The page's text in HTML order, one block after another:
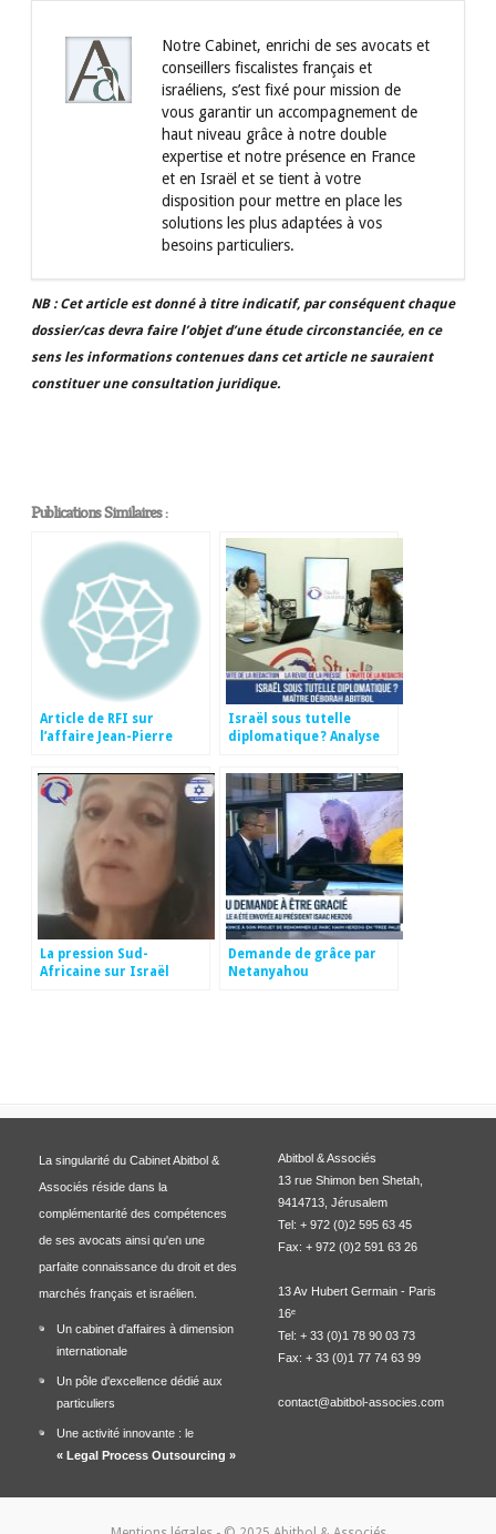
Notre Cabinet, enrichi de ses avocats et
conseillers fiscalistes français et
israéliens, s’est fixé pour mission de
vous garantir un accompagnement de
haut niveau grâce à notre double
expertise et notre présence en France
et en Israël et se tient à votre
disposition pour mettre en place les
solutions les plus adaptées à vos
besoins particuliers.
NB : Cet article est donné à titre indicatif, par conséquent chaque
dossier/cas devra faire l’objet d’une étude circonstanciée, en ce
sens les informations contenues dans cet article ne sauraient
constituer une consultation juridique.
Publications Similaires :
Article de RFI sur
l’affaire Jean-Pierre
Israël sous tutelle
diplomatique ? Analyse
La pression Sud-
Africaine sur Israël
Demande de grâce par
Netanyahou
La singularité du Cabinet Abitbol &
Associés réside dans la
complémentarité des compétences
de ses avocats ainsi qu'en une
parfaite connaissance du droit et des
marchés français et israélien.
Un cabinet d'affaires à dimension
internationale
Un pôle d'excellence dédié aux
particuliers
Une activité innovante : le
« Legal Process Outsourcing »
Abitbol & Associés
13 rue Shimon ben Shetah,
9414713, Jérusalem
Tel: + 972 (0)2 595 63 45
Fax: + 972 (0)2 591 63 26
13 Av Hubert Germain - Paris
16ᵉ
Tel: + 33 (0)1 78 90 03 73
Fax: + 33 (0)1 77 74 63 99
contact@abitbol-associes.com